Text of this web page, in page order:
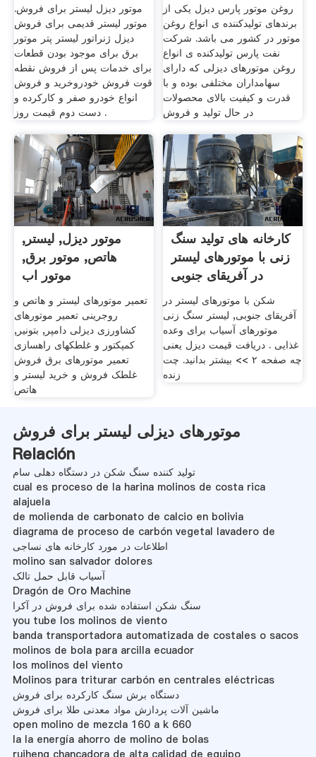
موتور دیزل لیستر برای فروش.
موتور لیستر قدیمی برای فروش
دیزل ژنراتور لیستر پتر موتور
برق برای موجود بودن قطعات
برای خدمات پس از فروش نقطه
قوت فروش خودروخرید و فروش
انواع خودرو صفر و کارکرده و
دست دوم قیمت روز .
روغن موتور پارس دیزل یکی از
برندهای تولیدکننده ی انواع روغن
موتور در کشور می باشد. شرکت
نفت پارس تولیدکنده ی انواع
روغن موتورهای دیزلی که دارای
سهامداران مختلفی بوده و با
قدرت و کیفیت بالای محصولات
در حال تولید و فروش
موتور دیزل, لیستر,
هاتص, موتور برق,
موتور اب
تعمیر موتورهای لیستر و هاتص و
روجرینی تعمیر موتورهای
کشاورزی دیزلی دامپر, بتونیر,
کمپکتور و غلطکهای راهسازی
تعمیر موتورهای برق فروش
غلطک فروش و خرید لیستر و
هاتص
کارخانه های تولید سنگ
زنی با موتورهای لیستر
در آفریقای جنوبی
شکن با موتورهای لیستر در
آفریقای جنوبی, لیستر سنگ زنی
موتورهای آسیاب برای وعده
غذایی . دریافت قیمت دیزل یعنی
چه صفحه ۲ >> بیشتر بدانید. چت
زنده
موتورهای دیزلی لیستر برای فروش
Relación
تولید کننده سنگ شکن در دستگاه دهلی سام
cual es proceso de la harina molinos de costa rica
alajuela
de molienda de carbonato de calcio en bolivia
diagrama de proceso de carbón vegetal lavadero de
اطلاعات در مورد کارخانه های نساجی
molino san salvador dolores
آسیاب قابل حمل تالک
Dragón de Oro Machine
سنگ شکن استفاده شده برای فروش در آکرا
you tube los molinos de viento
banda transportadora automatizada de costales o sacos
molinos de bola para arcilla ecuador
los molinos del viento
Molinos para triturar carbón en centrales eléctricas
دستگاه برش سنگ کارکرده برای فروش
ماشین آلات پردازش مواد معدنی طلا برای فروش
open molino de mezcla 160 a k 660
la la energía ahorro de molino de bolas
ruiheng chancadora de alta calidad de equipo